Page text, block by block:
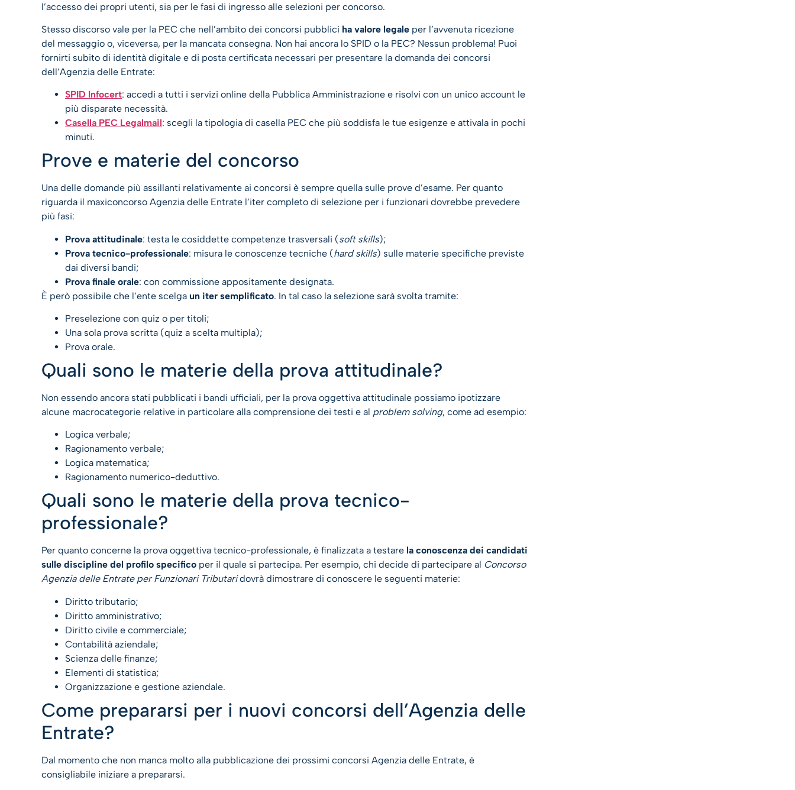
l’accesso dei propri utenti, sia per le fasi di ingresso alle selezioni per concorso.
Stesso discorso vale per la PEC che nell’ambito dei concorsi pubblici ha valore legale per l’avvenuta ricezione
del messaggio o, viceversa, per la mancata consegna. Non hai ancora lo SPID o la PEC? Nessun problema! Puoi
fornirti subito di identità digitale e di posta certificata necessari per presentare la domanda dei concorsi
dell’Agenzia delle Entrate:
SPID Infocert: accedi a tutti i servizi online della Pubblica Amministrazione e risolvi con un unico account le
più disparate necessità.
Casella PEC Legalmail: scegli la tipologia di casella PEC che più soddisfa le tue esigenze e attivala in pochi
minuti.
Prove e materie del concorso
Una delle domande più assillanti relativamente ai concorsi è sempre quella sulle prove d’esame. Per quanto
riguarda il maxiconcorso Agenzia delle Entrate l’iter completo di selezione per i funzionari dovrebbe prevedere
più fasi:
Prova attitudinale: testa le cosiddette competenze trasversali (soft skills);
Prova tecnico-professionale: misura le conoscenze tecniche (hard skills) sulle materie specifiche previste
dai diversi bandi;
Prova finale orale: con commissione appositamente designata.
È però possibile che l’ente scelga un iter semplificato. In tal caso la selezione sarà svolta tramite:
Preselezione con quiz o per titoli;
Una sola prova scritta (quiz a scelta multipla);
Prova orale.
Quali sono le materie della prova attitudinale?
Non essendo ancora stati pubblicati i bandi ufficiali, per la prova oggettiva attitudinale possiamo ipotizzare
alcune macrocategorie relative in particolare alla comprensione dei testi e al problem solving, come ad esempio:
Logica verbale;
Ragionamento verbale;
Logica matematica;
Ragionamento numerico-deduttivo.
Quali sono le materie della prova tecnico-
professionale?
Per quanto concerne la prova oggettiva tecnico-professionale, è finalizzata a testare la conoscenza dei candidati
sulle discipline del profilo specifico per il quale si partecipa. Per esempio, chi decide di partecipare al Concorso
Agenzia delle Entrate per Funzionari Tributaridovrà dimostrare di conoscere le seguenti materie:
Diritto tributario;
Diritto amministrativo;
Diritto civile e commerciale;
Contabilità aziendale;
Scienza delle finanze;
Elementi di statistica;
Organizzazione e gestione aziendale.
Come prepararsi per i nuovi concorsi dell’Agenzia delle
Entrate?
Dal momento che non manca molto alla pubblicazione dei prossimi concorsi Agenzia delle Entrate, è
consigliabile iniziare a prepararsi.